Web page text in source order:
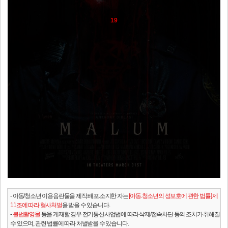
19
- 아동/청소년 이용음란물을 제작.배포.소지한 자는[아동.청소년의 성보호에 관한 법률] 제
11조에 따라 형사처벌을 받을 수 있습니다.
-불법촬영물 등을 게재할 경우 전기통신사업법에 따라 삭제/접속차단 등의 조치가 취해질
수 있으며, 관련 법률에 따라 처벌받을 수 있습니다.